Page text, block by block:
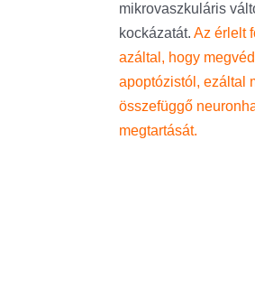
mikrovaszkuláris
kockázatát. Az érlelt
azáltal, hogy
apoptózistól, ezáltal
összefüggő
megtartását.